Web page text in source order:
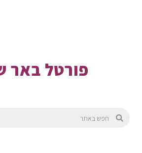
פורטל באר